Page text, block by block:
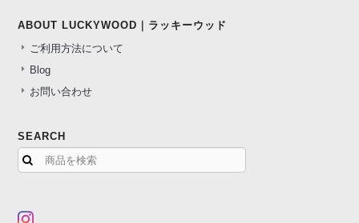
ABOUT LUCKYWOOD｜ラッキーウッド
ご利用方法について
Blog
お問い合わせ
SEARCH